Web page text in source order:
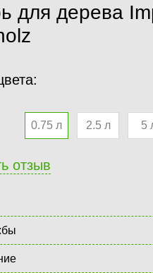
для дерева
0.75 л 2.5 л 5
отзыв